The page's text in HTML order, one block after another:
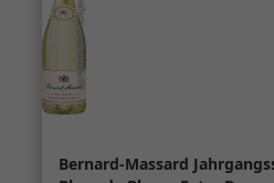
Bernard-Massard